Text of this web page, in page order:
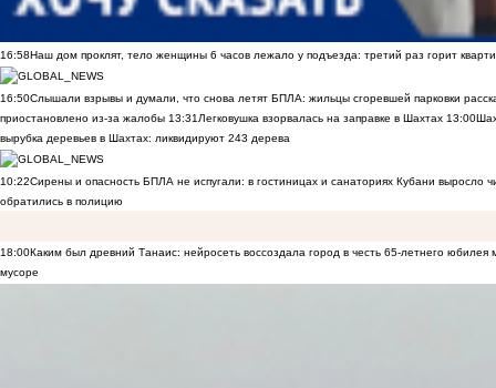
16:58Наш дом проклят, тело женщины 6 часов лежало у подъезда: третий раз горит
16:50Слышали взрывы и думали, что снова летят БПЛА: жильцы сгоревшей парковки
приостановлено из-за жалобы 13:31 Легковушка взорвалась на заправке в Шахтах 13:00
вырубка деревьев в Шахтах: ликвидируют 243 дерева
10:22Сирены и опасность БПЛА не испугали: в гостиницах и санаториях Кубани выросло
обратились в полицию
18:00Каким был древний Танаис: нейросеть воссоздала город в честь 65-летнего юбилея
мусоре